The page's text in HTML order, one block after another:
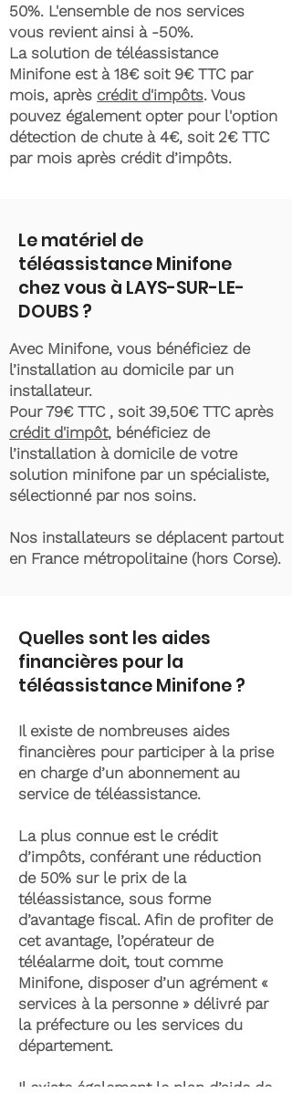
50%. L'ensemble de nos services
vous revient ainsi à -50%.
La solution de téléassistance
Minifone est à 18€ soit 9€ TTC par
mois, après crédit d'impôts. Vous
pouvez également opter pour l'option
détection de chute à 4€, soit 2€ TTC
par mois après crédit d’impôts.
Le matériel de
téléassistance Minifone
chez vous à LAYS-SUR-LE-
DOUBS ?
Avec Minifone, vous bénéficiez de
l’installation au domicile par un
installateur.
Pour 79€ TTC , soit 39,50€ TTC après
crédit d'impôt, bénéficiez de
l’installation à domicile de votre
solution minifone par un spécialiste,
sélectionné par nos soins.
Nos installateurs se déplacent partout
en France métropolitaine (hors Corse).
Quelles sont les aides
financières pour la
téléassistance Minifone ?
Il existe de nombreuses aides
financières pour participer à la prise
en charge d’un abonnement au
service de téléassistance.
La plus connue est le crédit
d’impôts, conférant une réduction
de 50% sur le prix de la
téléassistance, sous forme
d’avantage fiscal. Afin de profiter de
cet avantage, l’opérateur de
téléalarme doit, tout comme
Minifone, disposer d’un agrément «
services à la personne » délivré par
la préfecture ou les services du
département.
Il existe également le plan d’aide de